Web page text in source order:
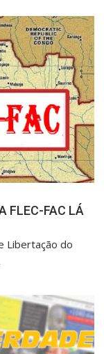
FLEC-FAC LÁ
Libertação do